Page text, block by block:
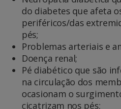
do diabetes que afeta
periféricos/das
pés;
Problemas arteriais e
Doença renal;
Pé diabético que são in
na circulação dos
ocasionam o
cicatrizam nos pés;